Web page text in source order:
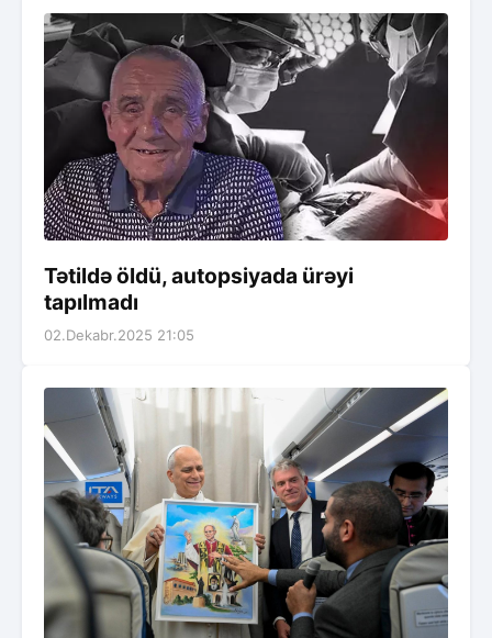
Tətildə öldü, autopsiyada ürəyi
tapılmadı
02.Dekabr.2025 21:05